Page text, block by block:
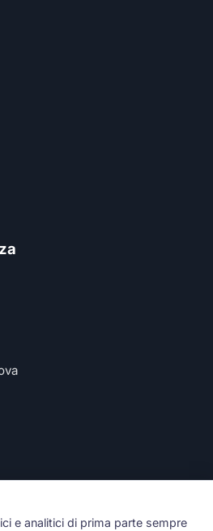
e analitici di prima parte sempre